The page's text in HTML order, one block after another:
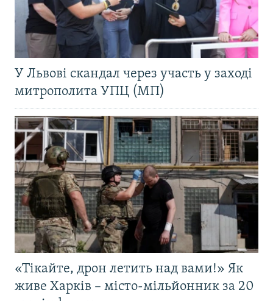
У Львові скандал через участь у заході
митрополита УПЦ (МП)
«Тікайте, дрон летить над вами!» Як
живе Харків – місто-мільйонник за 20